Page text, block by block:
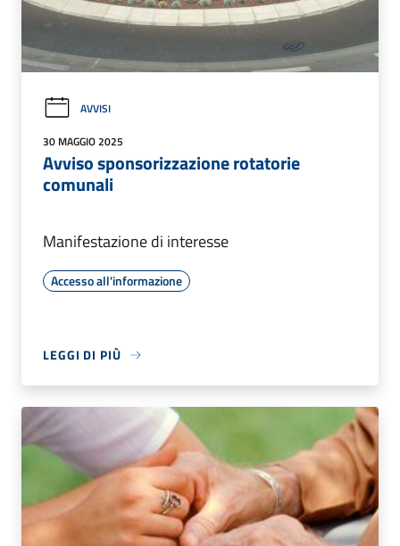
AVVISI
30 MAGGIO 2025
Avviso sponsorizzazione rotatorie
comunali
Manifestazione di interesse
Accesso all'informazione
LEGGI DI PIÙ